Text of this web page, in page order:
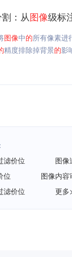
：从图像级标
图像中的所有像素进
精度排除掉背景的影
滤价位
图像
位
图像内容
滤价位
更多